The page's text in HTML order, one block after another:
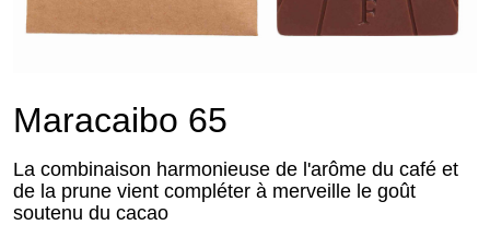
Maracaibo 65
La combinaison harmonieuse de l'arôme du café et
de la prune vient compléter à merveille le goût
soutenu du cacao